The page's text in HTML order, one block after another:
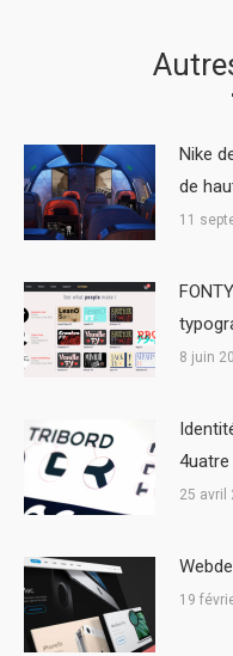
Nike
de
11
8 juin
4uatre
25 avril
19